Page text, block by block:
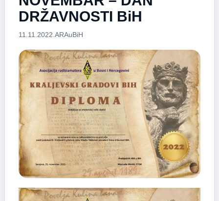
DRŽAVNOSTI BiH
11.11.2022. ARAuBiH